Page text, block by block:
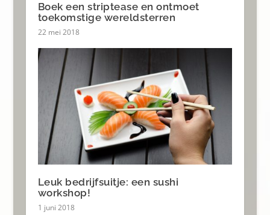
Boek een striptease en ontmoet
toekomstige wereldsterren
22 mei 2018
Leuk bedrijfsuitje: een sushi
workshop!
1 juni 2018